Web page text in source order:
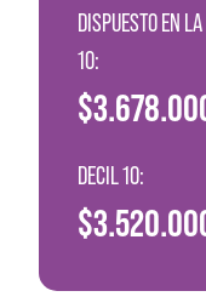
DISPUESTO EN
10:
DECIL 10: